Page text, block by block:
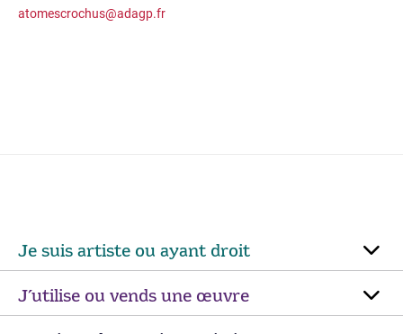
atomescrochus@adagp.fr
Je suis artiste ou ayant droit
J’utilise ou vends une œuvre